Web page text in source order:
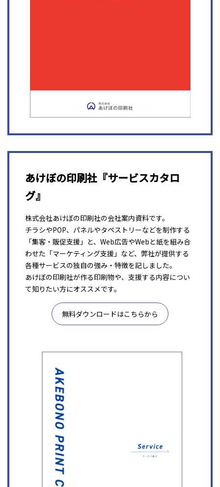
あけぼの印刷社『サービスカタロ
グ』
株式会社あけぼの印刷社の会社案内資料です。
チラシやPOP、パネルやタペストリーなどを制作する
「集客・販促支援」と、Web広告やWebと紙を組み合
わせた「マーケティング支援」など、弊社が提供する
各種サービスの独自の強み・特徴を記しました。
あけぼの印刷社が作る印刷物や、支援する内容につい
て知りたい方にオススメです。
無料ダウンロードはこちらから